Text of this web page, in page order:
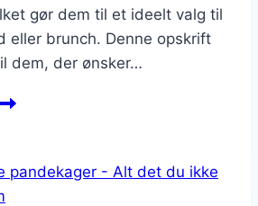
gør dem til et ideelt valg til
eller brunch. Denne opskrift
dem, der ønsker…